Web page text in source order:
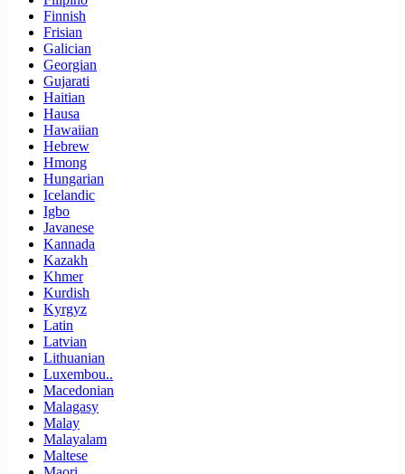
Finnish
Frisian
Galician
Georgian
Gujarati
Haitian
Hausa
Hawaiian
Hebrew
Hmong
Hungarian
Icelandic
Igbo
Javanese
Kannada
Kazakh
Khmer
Kurdish
Kyrgyz
Latin
Latvian
Lithuanian
Luxembou..
Macedonian
Malagasy
Malay
Malayalam
Maltese